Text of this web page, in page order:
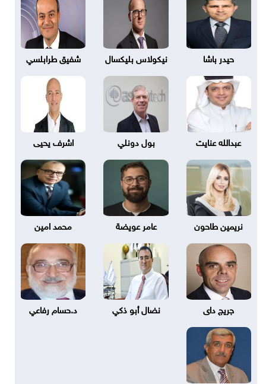
حيدر باشا نيكولاس بليكسال شفيق طرابلسي
عبدالله عنايت بول دونلي اشرف يحيى
نريمين طاحون عامر عويضة محمد امين
جريج داى نضال أبو ذكي د.حسام رفاعي